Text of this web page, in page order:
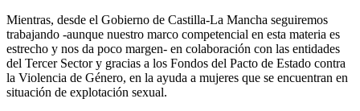
Mientras, desde el Gobierno de Castilla-La Mancha seguiremos
trabajando -aunque nuestro marco competencial en esta materia es
estrecho y nos da poco margen- en colaboración con las entidades
del Tercer Sector y gracias a los Fondos del Pacto de Estado contra
la Violencia de Género, en la ayuda a mujeres que se encuentran en
situación de explotación sexual.